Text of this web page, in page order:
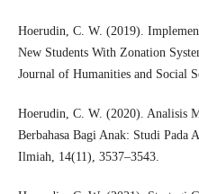
Hoerudin, C. W. (2019).
New Students With Zonation
Journal of Humanities and Social
Hoerudin, C. W. (2020). Analisis
Berbahasa Bagi Anak: Studi Pada
Ilmiah, 14(11), 3537–3543.